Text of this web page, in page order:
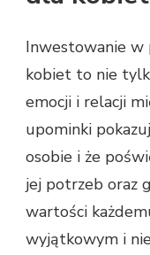
Inwestowanie w
kobiet to nie
emocji i relacji
upominki
osobie i że
jej potrzeb oraz
wartości
wyjątkowym i